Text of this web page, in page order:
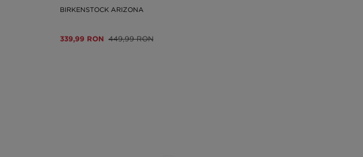
BIRKENSTOCK ARIZONA
339,99 RON 449,99 RON